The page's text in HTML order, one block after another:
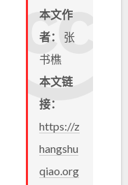
本文作
者： 张
书樵
本文链
接：
https://z
hangshu
qiao.org